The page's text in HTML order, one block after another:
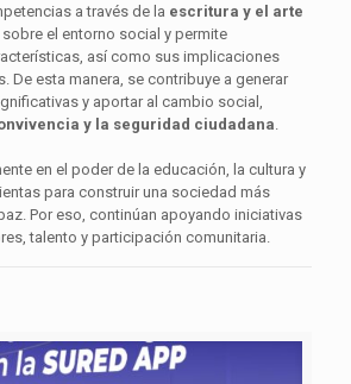
a través de la escritura y el arte
el entorno social y permite
así como sus implicaciones
De esta manera, se contribuye a generar
y aportar al cambio social,
y la seguridad ciudadana
en el poder de la educación, la cultura y
para construir una sociedad más
Por eso, continúan apoyando iniciativas
talento y participación comunitaria.